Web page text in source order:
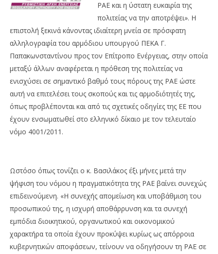
ΡΑΕ και η ύστατη ευκαιρία της
πολιτείας να την αποτρέψει». Η
επιστολή ξεκινά κάνοντας ιδιαίτερη μνεία σε πρόσφατη
αλληλογραφία του αρμόδιου υπουργού ΠΕΚΑ Γ.
Παπακωνσταντίνου προς τον Επίτροπο Ενέργειας, στην οποία
μεταξύ άλλων αναφέρεται η πρόθεση της πολιτείας να
ενισχύσει σε σημαντικό βαθμό τους πόρους της ΡΑΕ ώστε
αυτή να επιτελέσει τους σκοπούς και τις αρμοδιότητές της,
όπως προβλέπονται και από τις σχετικές οδηγίες της ΕΕ που
έχουν ενσωματωθεί στο ελληνικό δίκαιο με τον τελευταίο
νόμο 4001/2011.
Ωστόσο όπως τονίζει ο κ. Βασιλάκος έξι μήνες μετά την
ψήφιση του νόμου η πραγματικότητα της ΡΑΕ βαίνει συνεχώς
επιδεινούμενη. «Η συνεχής απομείωση και υποβάθμιση του
προσωπικού της, η ισχυρή αποθάρρυνση και τα συνεχή
εμπόδια διοικητικού, οργανωτικού και οικονομικού
χαρακτήρα τα οποία έχουν προκύψει κυρίως ως απόρροια
κυβερνητικών αποφάσεων, τείνουν να οδηγήσουν τη ΡΑΕ σε